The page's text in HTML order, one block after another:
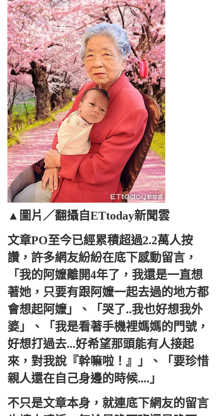
▲圖片／翻攝自ETtoday新聞雲
文章PO至今已經累積超過2.2萬人按
讚，許多網友紛紛在底下感動留言，
「我的阿嬤離開4年了，我還是一直想
著她，只要有跟阿嬤一起去過的地方都
會想起阿嬤」、「哭了..我也好想我外
婆」、「我是看著手機裡媽媽的門號，
好想打過去...好希望那頭能有人接起
來，對我說『幹嘛啦！』」、「要珍惜
親人還在自己身邊的時候....」
不只是文章本身，就連底下網友的留言